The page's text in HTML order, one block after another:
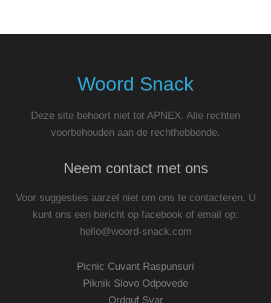
Woord Snack
Deze site behoort niet tot APNEX. Alle rechten
voorbehouden aan de rechthebbende.
Neem contact met ons
Voor suggesties aarzel niet om ons te contacteren. U
kunt ons een bericht op facebook of email op:
hello@woord-snack.com
Picnic Cuvant Raspunsuri
Piknik Slovo Odpovede
Ordguf Svar